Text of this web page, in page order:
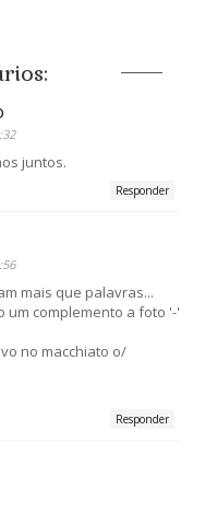
juntos.
Responder
mais que palavras...
um complemento a foto '-'
no macchiato o/
Responder